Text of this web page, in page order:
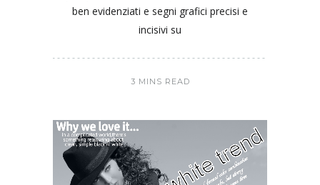
ben evidenziati e segni grafici precisi e
incisivi su
3 MINS READ